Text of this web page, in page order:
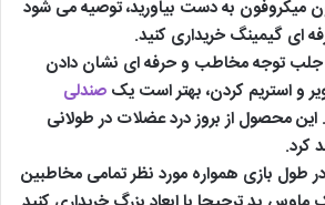
میکروفون به دست بیاورید، توصیه می شود
گیمینگ خریداری کنید.
جلب توجه مخاطب و حرفه ای نشان دادن
و استریم کردن، بهتر است یک صندلی
این محصول از بروز درد عضلات در طولانی
کرد.
طول بازی همواره مورد نظر تمامی مخاطبین